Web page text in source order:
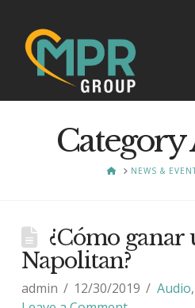
Category
HOMENEWS &
¿Cómo ganar
Napolitan?
admin 12/30/2019 Audio,